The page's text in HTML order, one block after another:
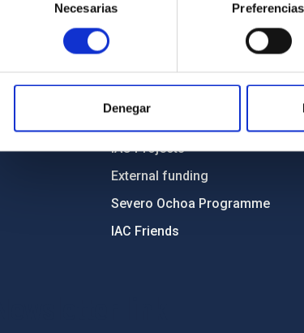
consentimiento
Necesarias Preferencias
Denegar
Transparency
Code of ethics and anti-fraud
Environment and Sustainability
Forever IAC
IAC Projects
External funding
Severo Ochoa Programme
IAC Friends